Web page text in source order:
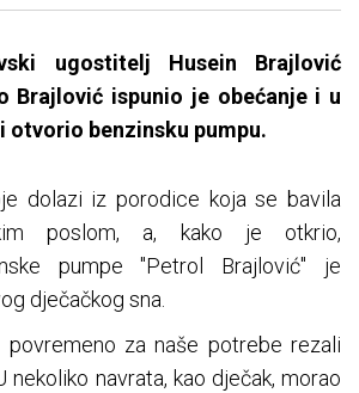
ugostitelj Husein Brajlović
Brajlović ispunio je obećanje i u
benzinsku pumpu.
dolazi iz porodice koja se bavila
poslom, a, kako je otkrio,
pumpe "Petrol Brajlović" je
dječačkog sna.
za naše potrebe rezali
nekoliko navrata, kao dječak, morao